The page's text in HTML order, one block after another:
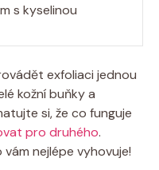
s kyselinou
exfoliaci jednou
kožní buňky a
si, že co funguje
pro druhého.
nejlépe vyhovuje!